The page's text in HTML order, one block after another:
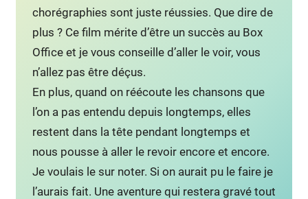
chorégraphies sont juste réussies. Que dire de
plus ? Ce film mérite d’être un succès au Box
Office et je vous conseille d’aller le voir, vous
n’allez pas être déçus.
En plus, quand on réécoute les chansons que
l’on a pas entendu depuis longtemps, elles
restent dans la tête pendant longtemps et
nous pousse à aller le revoir encore et encore.
Je voulais le sur noter. Si on aurait pu le faire je
l’aurais fait. Une aventure qui restera gravé tout